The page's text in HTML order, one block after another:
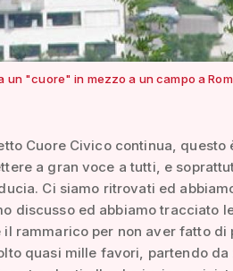
un "cuore" in mezzo a un campo a
Cuore Civico continua,
a gran voce a tutti, e
Ci siamo ritrovati ed
discusso ed abbiamo tracciato
il rammarico per non aver fatto
quasi mille favori, partendo